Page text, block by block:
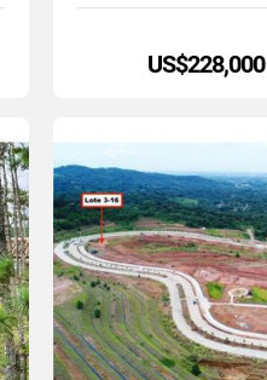
US$228,000